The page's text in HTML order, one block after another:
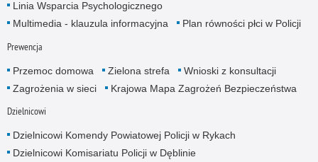
Linia Wsparcia Psychologicznego
Multimedia - klauzula informacyjna
Plan równości płci w Policji
Prewencja
Przemoc domowa Zielona strefa
Wnioski z konsultacji
Zagrożenia w sieci
Krajowa Mapa Zagrożeń Bezpieczeństwa
Dzielnicowi
Dzielnicowi Komendy Powiatowej Policji w Rykach
Dzielnicowi Komisariatu Policji w Dęblinie